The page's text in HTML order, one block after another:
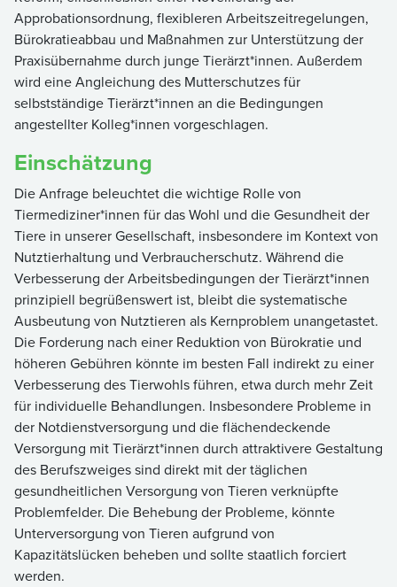
Approbationsordnung, flexibleren Arbeitszeitregelungen,
Bürokratieabbau und Maßnahmen zur Unterstützung der
Praxisübernahme durch junge Tierärzt*innen. Außerdem
wird eine Angleichung des Mutterschutzes für
selbstständige Tierärzt*innen an die Bedingungen
angestellter Kolleg*innen vorgeschlagen.
Einschätzung
Die Anfrage beleuchtet die wichtige Rolle von
Tiermediziner*innen für das Wohl und die Gesundheit der
Tiere in unserer Gesellschaft, insbesondere im Kontext von
Nutztierhaltung und Verbraucherschutz. Während die
Verbesserung der Arbeitsbedingungen der Tierärzt*innen
prinzipiell begrüßenswert ist, bleibt die systematische
Ausbeutung von Nutztieren als Kernproblem unangetastet.
Die Forderung nach einer Reduktion von Bürokratie und
höheren Gebühren könnte im besten Fall indirekt zu einer
Verbesserung des Tierwohls führen, etwa durch mehr Zeit
für individuelle Behandlungen. Insbesondere Probleme in
der Notdienstversorgung und die flächendeckende
Versorgung mit Tierärzt*innen durch attraktivere Gestaltung
des Berufszweiges sind direkt mit der täglichen
gesundheitlichen Versorgung von Tieren verknüpfte
Problemfelder. Die Behebung der Probleme, könnte
Unterversorgung von Tieren aufgrund von
Kapazitätslücken beheben und sollte staatlich forciert
werden.